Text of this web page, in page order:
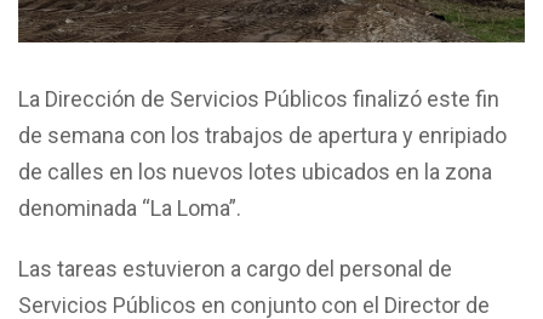
La Dirección de Servicios Públicos finalizó este fin
de semana con los trabajos de apertura y enripiado
de calles en los nuevos lotes ubicados en la zona
denominada “La Loma”.
Las tareas estuvieron a cargo del personal de
Servicios Públicos en conjunto con el Director de